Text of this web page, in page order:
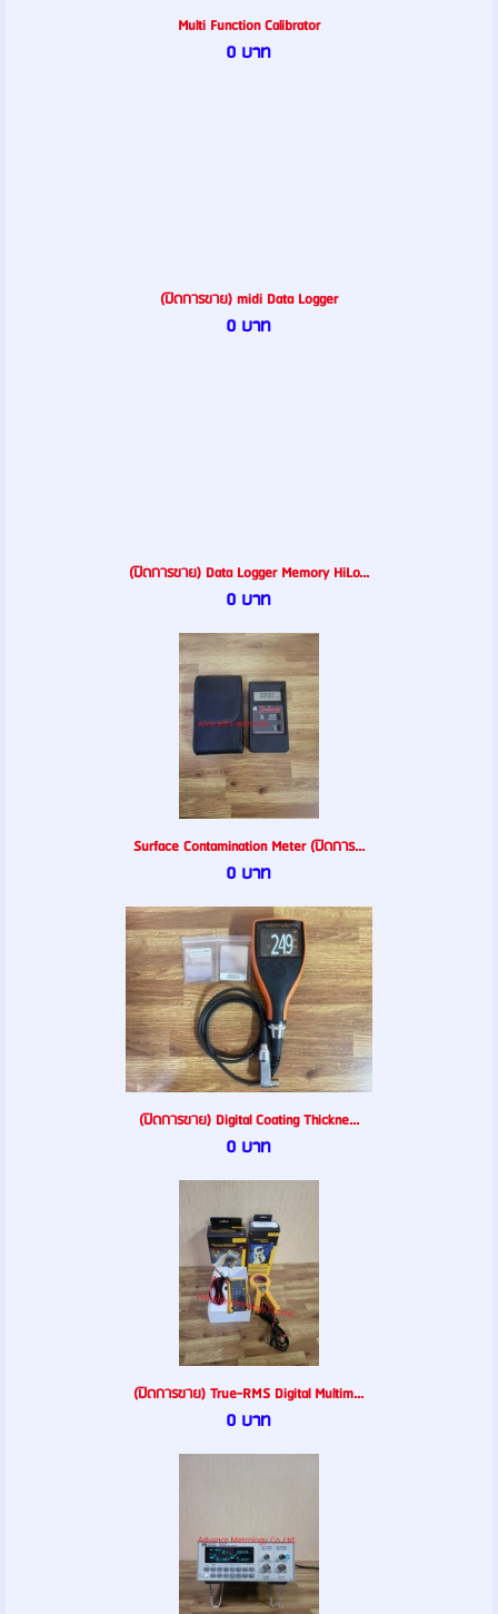
Multi Function Calibrator
0 บาท
(ปิดการขาย) midi Data Logger
0 บาท
(ปิดการขาย) Data Logger Memory HiLo...
0 บาท
Surface Contamination Meter (ปิดการ...
0 บาท
(ปิดการขาย) Digital Coating Thickne...
0 บาท
(ปิดการขาย) True-RMS Digital Multim...
0 บาท